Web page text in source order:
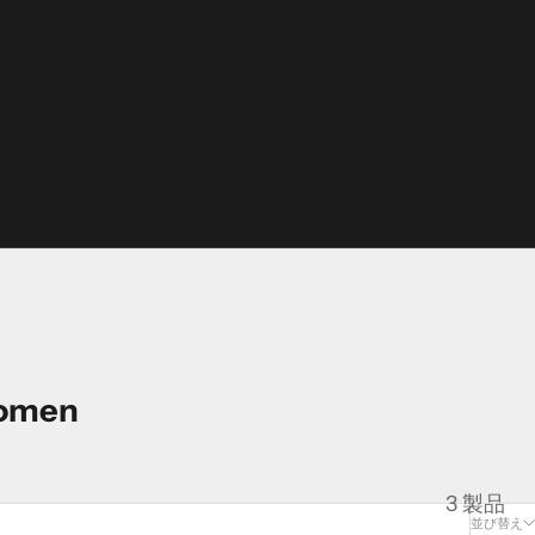
並び替え
3 製品